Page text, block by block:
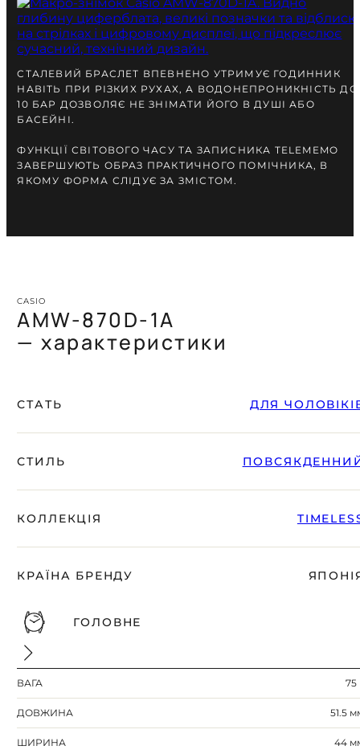
СТАЛЕВИЙ БРАСЛЕТ ВПЕВНЕНО УТРИМУЄ ГОДИННИК
НАВІТЬ ПРИ РІЗКИХ РУХАХ, А ВОДОНЕПРОНИКНІСТЬ ДО
10 БАР ДОЗВОЛЯЄ НЕ ЗНІМАТИ ЙОГО В ДУШІ АБО
БАСЕЙНІ.
ФУНКЦІЇ СВІТОВОГО ЧАСУ ТА ЗАПИСНИКА TELEMEMO
ЗАВЕРШУЮТЬ ОБРАЗ ПРАКТИЧНОГО ПОМІЧНИКА, В
ЯКОМУ ФОРМА СЛІДУЄ ЗА ЗМІСТОМ.
CASIO
AMW-870D-1A
— характеристики
СТАТЬ ДЛЯ
СТИЛЬ
КОЛЛЕКЦІЯ
КРАЇНА БРЕНДУ
ГОЛОВНЕ
ВАГА 75
ДОВЖИНА 51.5
ШИРИНА 44